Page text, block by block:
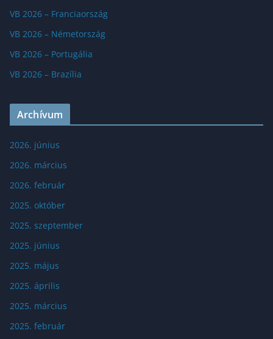
VB 2026 – Franciaország
VB 2026 – Németország
VB 2026 – Portugália
VB 2026 – Brazília
Archívum
2026. június
2026. március
2026. február
2025. október
2025. szeptember
2025. június
2025. május
2025. április
2025. március
2025. február